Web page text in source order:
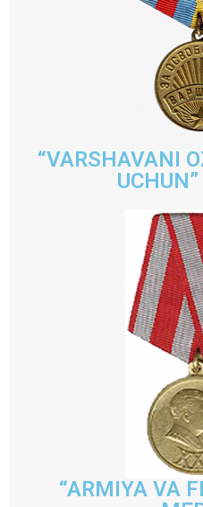
“VARSHAVANI
“ARMIYA VA